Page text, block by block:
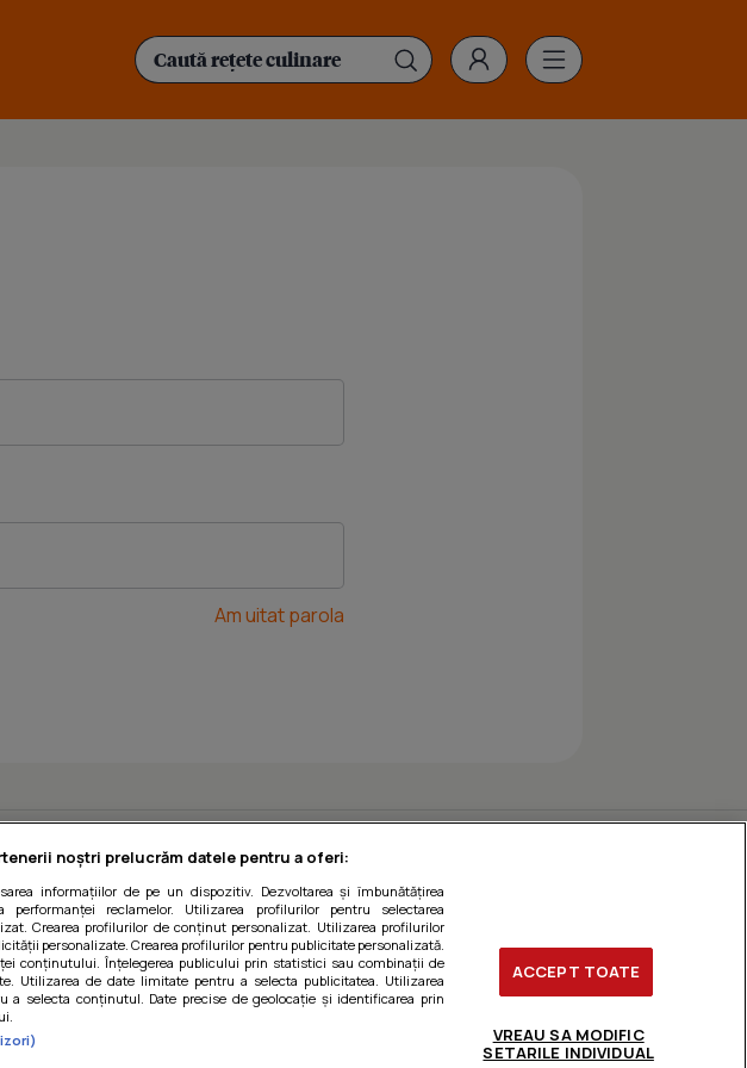
Am uitat parola
noștri prelucrăm datele pentru a oferi:
informațiilor de pe un dispozitiv. Dezvoltarea și îmbunătățirea
performanței reclamelor. Utilizarea profilurilor pentru selectarea
Crearea profilurilor de conținut personalizat. Utilizarea profilurilor
personalizate. Crearea profilurilor pentru publicitate personalizată.
conținutului. Înțelegerea publicului prin statistici sau combinații de
Utilizarea de date limitate pentru a selecta publicitatea. Utilizarea
a selecta conținutul. Date precise de geolocație și identificarea prin
ACCEPT TOATE
VREAU SA MODIFIC
SETARILE INDIVIDUAL